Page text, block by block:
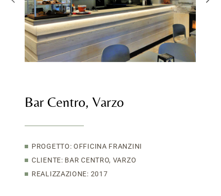
Bar Centro, Varzo
PROGETTO: OFFICINA FRANZINI
CLIENTE: BAR CENTRO, VARZO
REALIZZAZIONE: 2017